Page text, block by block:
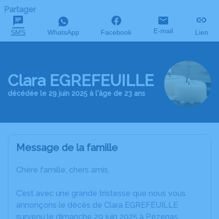
Partager
SMS WhatsApp Facebook E-mail Lien
Clara EGREFEUILLE
décédée le 29 juin 2025 à l'âge de 23 ans
Message de la famille
Chère famille, chers amis,
C’est avec une grande tristesse que nous vous
annonçons le décès de Clara EGREFEUILLE
survenu le dimanche 29 juin 2025 à Pézenas.